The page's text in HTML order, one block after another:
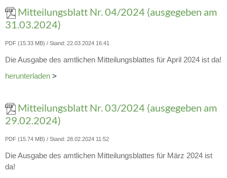
Mitteilungsblatt Nr. 04/2024 (ausgegeben am
31.03.2024)
PDF (15.33 MB) Stand: 22.03.2024 16:41
Die Ausgabe des amtlichen Mitteilungsblattes für April 2024 ist da!
herunterladen >
Mitteilungsblatt Nr. 03/2024 (ausgegeben am
29.02.2024)
PDF (15.74 MB) Stand: 28.02.2024 11:52
Die Ausgabe des amtlichen Mitteilungsblattes für März 2024 ist
da!